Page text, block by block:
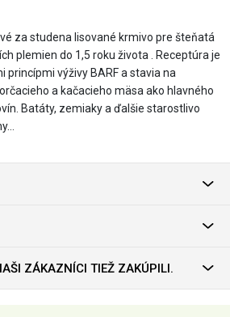
za studena lisované krmivo pre šteňatá
plemien do 1,5 roku života . Receptúra je
princípmi výživy BARF a stavia na
a kačacieho mäsa ako hlavného
Batáty, zemiaky a ďalšie starostlivo
ZÁKAZNÍCI TIEŽ ZAKÚPILI.